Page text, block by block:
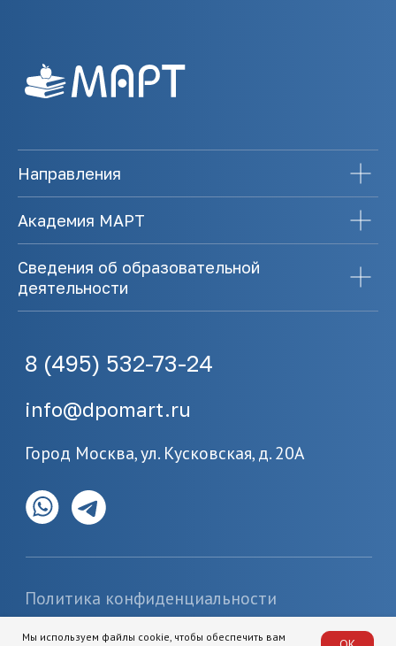
Направления
Академия МАРТ
Сведения об образовательной
деятельности
Мы используем файлы cookie, чтобы обеспечить вам